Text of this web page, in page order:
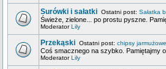
Surówki i sałatki Ostatni post: Sałatka
Świeże, zielone... po prostu pyszne.
ModeratorLily
Przekąski Ostatni post: chipsy jarmużowe
Coś smacznego na szybko. Pamiętajmy
ModeratorLily